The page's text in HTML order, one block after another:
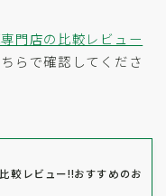
門店の比較レビュー
らで確認してくださ
較レビュー!!おすすめのお